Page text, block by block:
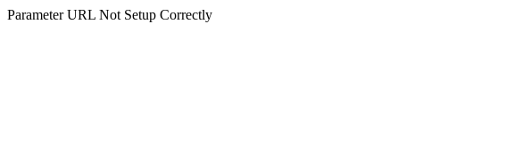
Parameter URL Not Setup Correctly